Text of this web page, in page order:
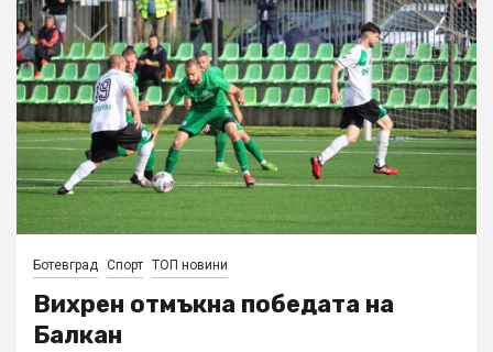
Ботевград Спорт ТОП новини
Вихрен отмъкна победата на
Балкан